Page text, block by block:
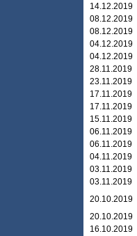
14.12.2019
08.12.2019
08.12.2019
04.12.2019
04.12.2019
28.11.2019
23.11.2019
17.11.2019
17.11.2019
15.11.2019
06.11.2019
06.11.2019
04.11.2019
03.11.2019
03.11.2019
20.10.2019
20.10.2019
16.10.2019